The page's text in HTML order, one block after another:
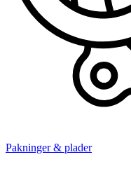
Pakninger & plader